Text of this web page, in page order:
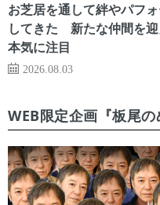
お芝居を通して絆やパフ
してきた 新たな仲間を迎
本気に注目
2026.08.03
WEB限定企画『板尾